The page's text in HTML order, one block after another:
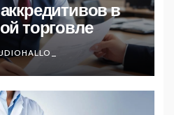
в
торговле